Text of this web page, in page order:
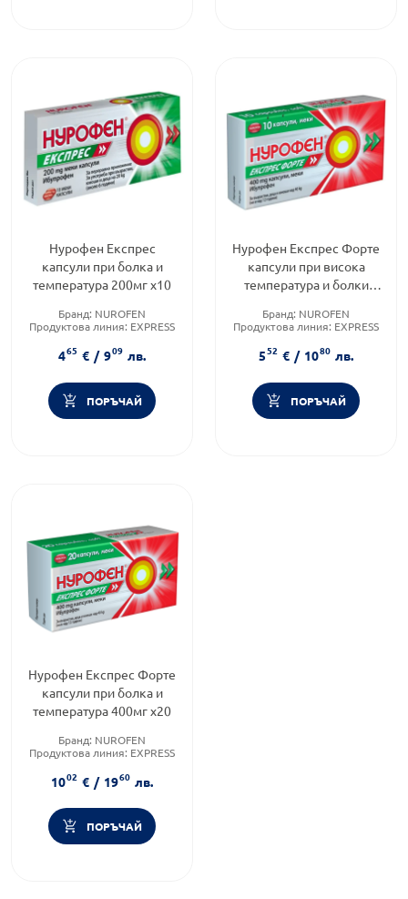
Нурофен Експрес
капсули при болка и
температура 200мг х10
Бранд: NUROFEN
Продуктова линия: EXPRESS
465 € / 909 лв.
ПОРЪЧАЙ
Нурофен Експрес Форте
капсули при висока
температура и болки
Бранд: NUROFEN
Продуктова линия: EXPRESS
552 € / 1080 лв.
ПОРЪЧАЙ
Нурофен Експрес Форте
капсули при болка и
температура 400мг х20
Бранд: NUROFEN
Продуктова линия: EXPRESS
Форма на продукта: капсули
1002 € / 1960 лв.
ПОРЪЧАЙ